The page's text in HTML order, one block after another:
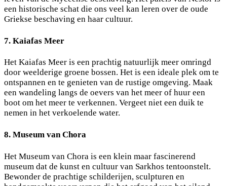
een historische schat die ons veel kan leren over de oude
Griekse beschaving en haar cultuur.
7. Kaiafas Meer
Het Kaiafas Meer is een prachtig natuurlijk meer omringd
door weelderige groene bossen. Het is een ideale plek om te
ontspannen en te genieten van de rustige omgeving. Maak
een wandeling langs de oevers van het meer of huur een
boot om het meer te verkennen. Vergeet niet een duik te
nemen in het verkoelende water.
8. Museum van Chora
Het Museum van Chora is een klein maar fascinerend
museum dat de kunst en cultuur van Sarkhos tentoonstelt.
Bewonder de prachtige schilderijen, sculpturen en